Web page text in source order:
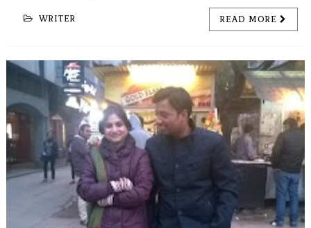
WRITER READ MORE